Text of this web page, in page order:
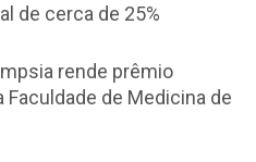
de cerca de 25%
rende prêmio
de Medicina de